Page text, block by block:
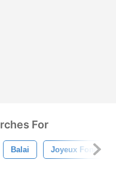
For
Balai Joyeux Fond